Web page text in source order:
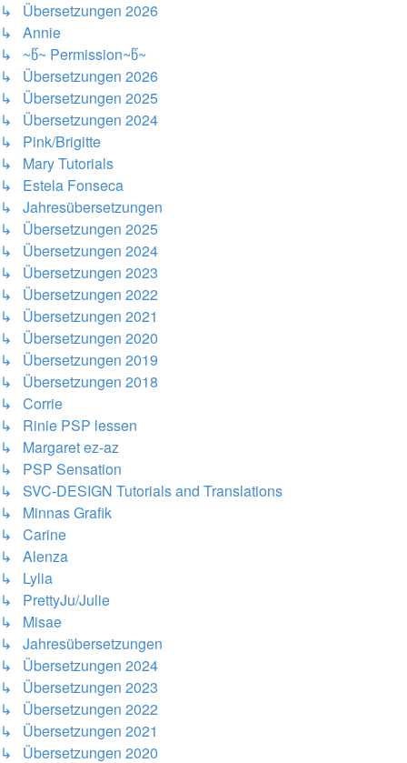
↳ Übersetzungen 2026
↳ Annie
↳ ~წ~ Permission~წ~
↳ Übersetzungen 2026
↳ Übersetzungen 2025
↳ Übersetzungen 2024
↳ Pink/Brigitte
↳ Mary Tutorials
↳ Estela Fonseca
↳ Jahresübersetzungen
↳ Übersetzungen 2025
↳ Übersetzungen 2024
↳ Übersetzungen 2023
↳ Übersetzungen 2022
↳ Übersetzungen 2021
↳ Übersetzungen 2020
↳ Übersetzungen 2019
↳ Übersetzungen 2018
↳ Corrie
↳ Rinie PSP lessen
↳ Margaret ez-az
↳ PSP Sensation
↳ SVC-DESIGN Tutorials and Translations
↳ Minnas Grafik
↳ Carine
↳ Alenza
↳ Lylia
↳ PrettyJu/Julie
↳ Misae
↳ Jahresübersetzungen
↳ Übersetzungen 2024
↳ Übersetzungen 2023
↳ Übersetzungen 2022
↳ Übersetzungen 2021
↳ Übersetzungen 2020